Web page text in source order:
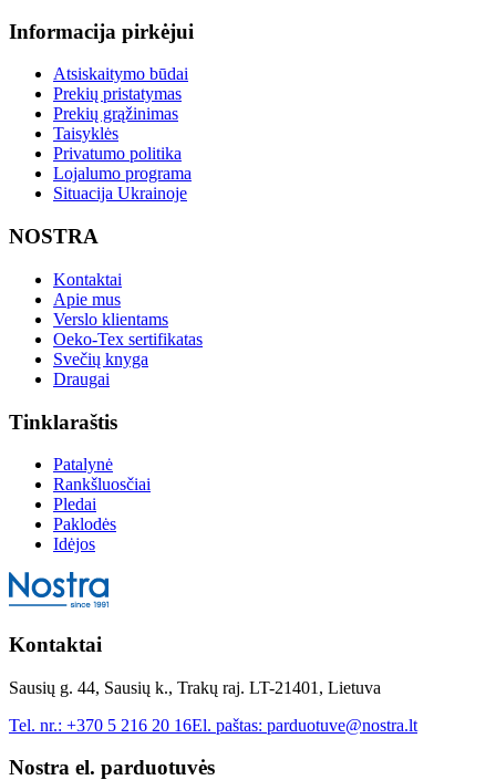
Informacija pirkėjui
Atsiskaitymo būdai
Prekių pristatymas
Prekių grąžinimas
Taisyklės
Privatumo politika
Lojalumo programa
Situacija Ukrainoje
NOSTRA
Kontaktai
Apie mus
Verslo klientams
Oeko-Tex sertifikatas
Svečių knyga
Draugai
Tinklaraštis
Patalynė
Rankšluosčiai
Pledai
Paklodės
Idėjos
Kontaktai
Sausių g. 44, Sausių k., Trakų raj. LT-21401, Lietuva
Tel. nr.: +370 5 216 20 16El. paštas: parduotuve@nostra.lt
Nostra el. parduotuvės